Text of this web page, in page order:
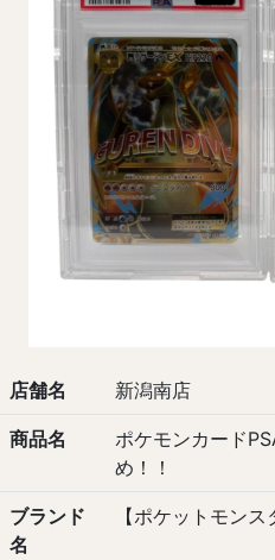
店舗名 新潟南店
商品名
ポケモンカード
め！！
ブランド
名
【ポケットモンス